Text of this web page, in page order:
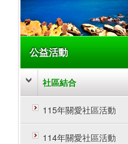
公益活動
社區結合
115年關愛社區活動
114年關愛社區活動